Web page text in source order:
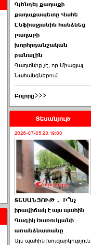
Գլենդել քաղաքի
քաղաքապետը Վահե
Էնֆիաջյանին հանձնեց
քաղաքի
խորհրդանշական
բանալին
Գաղտնիք չէ, որ Միացյալ
Նահանգներում
Բոլորը>>>
Տեսանյութ
2026-07-05 23:19:00
ՏԵՍԱՆՅՈՒԹ․ Ի՞նչ
իրավիճակ է այս պահին
Գագիկ Ծառուկյանի
առանձնատանը
Այս պահին խուզարկություն